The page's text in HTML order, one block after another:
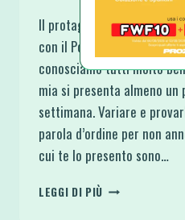
Il protagonista della
con il Pollo Proteiche e
conosciamo tutti molto
mia si presenta almeno
settimana. Variare e
parola d’ordine per non
cui te lo presento sono…
LEGGI DI PIÙ